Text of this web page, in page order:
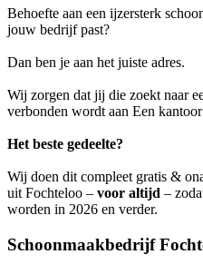
Behoefte aan een ijzersterk
jouw bedrijf past?
Dan ben je aan het juiste adres.
Wij zorgen dat jij die zoekt naar
verbonden wordt aan Een
Het beste gedeelte?
Wij doen dit compleet gratis &
uit Fochteloo – voor altijd –
worden in 2026 en verder.
Schoonmaakbedrijf